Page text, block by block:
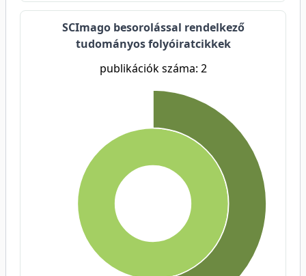
SCImago besorolással rendelkező
tudományos folyóiratcikkek
publikációk száma: 2